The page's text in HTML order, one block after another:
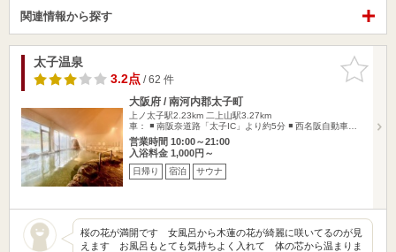
関連情報から探す
お気に入
りに追加
太子温泉
3.2点/ 62 件
大阪府 / 南河内郡太子町
上ノ太子駅2.23km 二上山駅3.27km
車： ◾️ 南阪奈道路「太子IC」より約5分 ◾️ 西名阪自動車…
営業時間 10:00～21:00
入浴料金 1,000円～
日帰り 宿泊 サウナ
桜の花が満開です 女風呂から木蓮の花が綺麗に咲いてるのが見
えます お風呂もとても気持ちよく入れて 体の芯から温まりま